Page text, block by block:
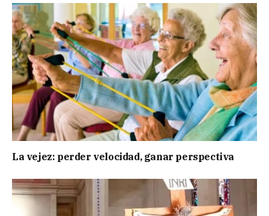
La vejez: perder velocidad, ganar perspectiva